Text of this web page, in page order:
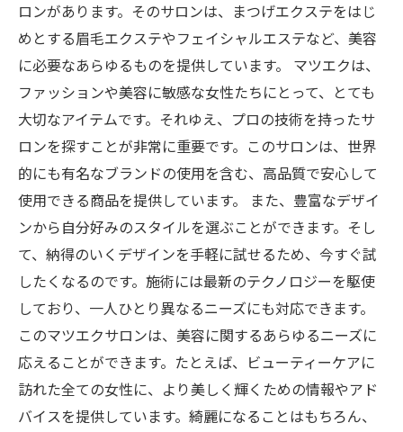
ロンがあります。そのサロンは、まつげエクステをはじ
めとする眉毛エクステやフェイシャルエステなど、美容
に必要なあらゆるものを提供しています。 マツエクは、
ファッションや美容に敏感な女性たちにとって、とても
大切なアイテムです。それゆえ、プロの技術を持ったサ
ロンを探すことが非常に重要です。このサロンは、世界
的にも有名なブランドの使用を含む、高品質で安心して
使用できる商品を提供しています。 また、豊富なデザイ
ンから自分好みのスタイルを選ぶことができます。そし
て、納得のいくデザインを手軽に試せるため、今すぐ試
したくなるのです。施術には最新のテクノロジーを駆使
しており、一人ひとり異なるニーズにも対応できます。
このマツエクサロンは、美容に関するあらゆるニーズに
応えることができます。たとえば、ビューティーケアに
訪れた全ての女性に、より美しく輝くための情報やアド
バイスを提供しています。綺麗になることはもちろん、